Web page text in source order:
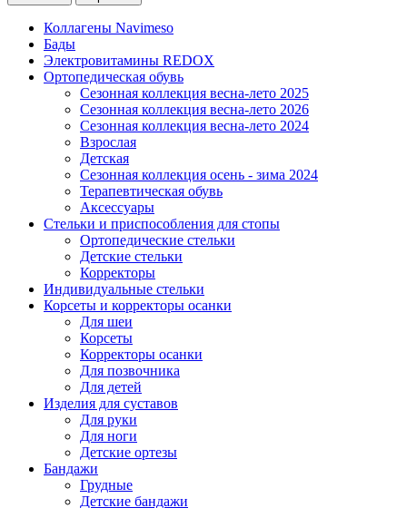
Коллагены Navimeso
Бады
Электровитамины REDOX
Ортопедическая обувь
Сезонная коллекция весна-лето 2025
Сезонная коллекция весна-лето 2026
Сезонная коллекция весна-лето 2024
Взрослая
Детская
Сезонная коллекция осень - зима 2024
Терапевтическая обувь
Аксессуары
Стельки и приспособления для стопы
Ортопедические стельки
Детские стельки
Корректоры
Индивидуальные стельки
Корсеты и корректоры осанки
Для шеи
Корсеты
Корректоры осанки
Для позвочника
Для детей
Изделия для суставов
Для руки
Для ноги
Детские ортезы
Бандажи
Грудные
Детские бандажи